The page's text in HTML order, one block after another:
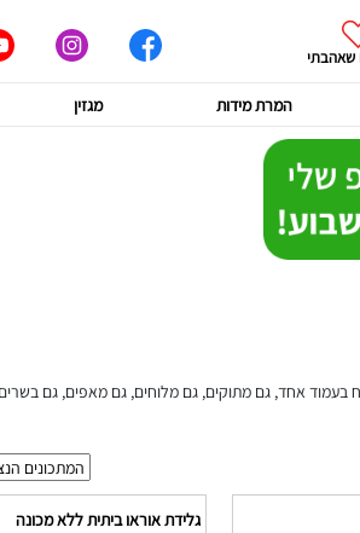
שאהבתי
המרת מידות מגזין
בעמוד אחד, גם מתוקים, גם מלוחים, גם מאפים, גם
גלידת אוראו ביתית ללא מכונה